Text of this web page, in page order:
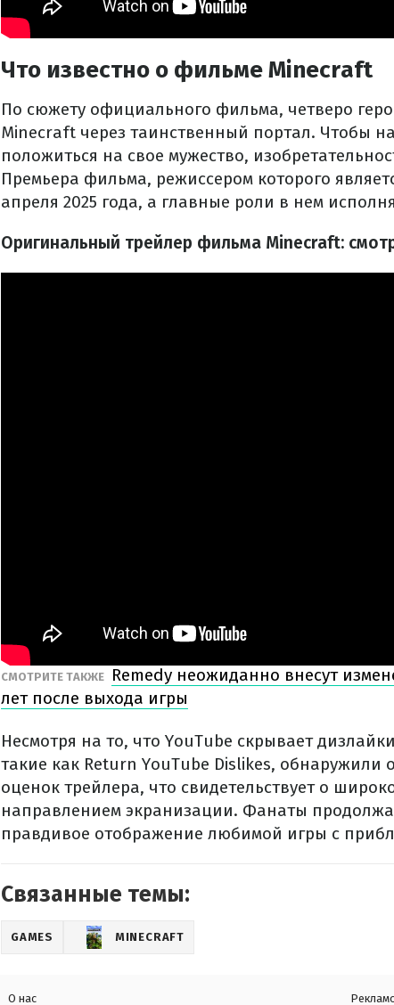
Что известно о фильме Minecraft
По сюжету официального фильма, четверо
Minecraft через таинственный портал. Чтобы
положиться на свое мужество,
Премьера фильма, режиссером которого
апреля 2025 года, а главные роли в нем
Оригинальный трейлер фильма Minecraft:
СМОТРИТЕ ТАКЖЕ
Remedy неожиданно внесут
лет после выхода игры
Несмотря на то, что YouTube скрывает
такие как Return YouTube Dislikes, обнаружили
оценок трейлера, что свидетельствует о
направлением экранизации. Фанаты
правдивое отображение любимой игры с
Связанные темы:
GAMES MINECRAFT
О нас